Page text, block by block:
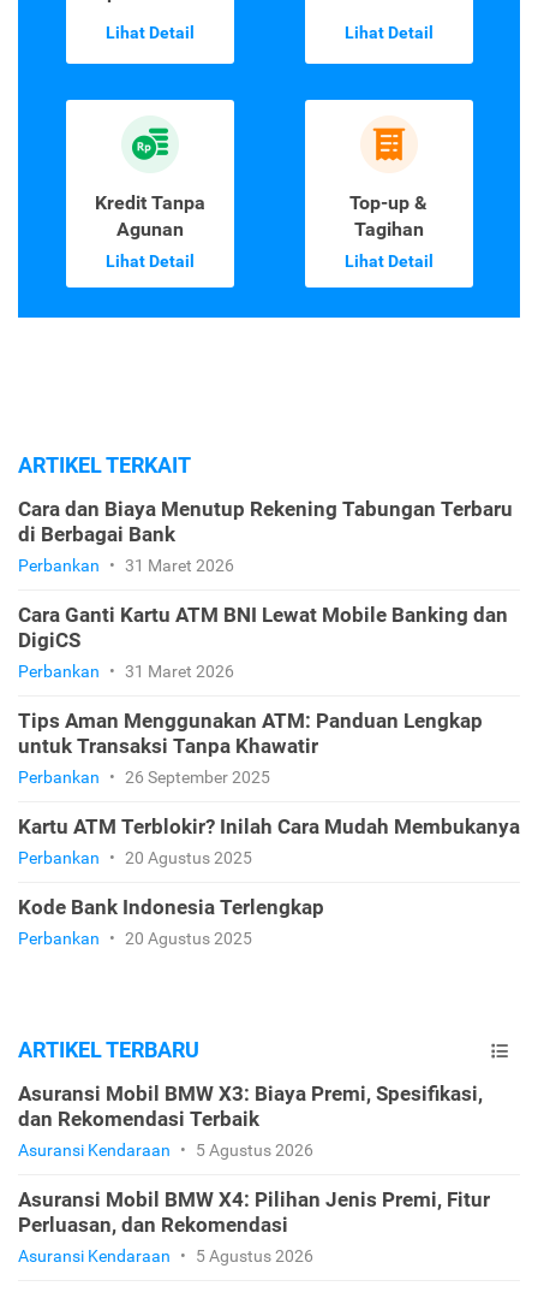
Lihat Detail Lihat Detail
Kredit Tanpa
Agunan
Lihat Detail
Top-up &
Tagihan
Lihat Detail
ARTIKEL TERKAIT
Cara dan Biaya Menutup Rekening Tabungan Terbaru
di Berbagai Bank
Perbankan • 31 Maret 2026
Cara Ganti Kartu ATM BNI Lewat Mobile Banking dan
DigiCS
Perbankan • 31 Maret 2026
Tips Aman Menggunakan ATM: Panduan Lengkap
untuk Transaksi Tanpa Khawatir
Perbankan • 26 September 2025
Kartu ATM Terblokir? Inilah Cara Mudah Membukanya
Perbankan • 20 Agustus 2025
Kode Bank Indonesia Terlengkap
Perbankan • 20 Agustus 2025
ARTIKEL TERBARU
Asuransi Mobil BMW X3: Biaya Premi, Spesifikasi,
dan Rekomendasi Terbaik
Asuransi Kendaraan • 5 Agustus 2026
Asuransi Mobil BMW X4: Pilihan Jenis Premi, Fitur
Perluasan, dan Rekomendasi
Asuransi Kendaraan • 5 Agustus 2026